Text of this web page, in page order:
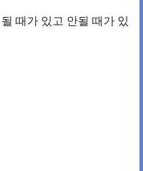
때가 있고 안될 때가 있